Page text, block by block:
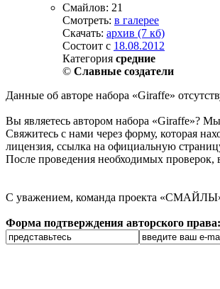
Смайлов: 21
Смотреть: в галерее
Скачать: архив (7 кб)
Состоит с 18.08.2012
Категория средние
© Славные создатели
Данные об авторе набора «Giraffe»
Вы являетесь автором набора «Giraffe»?
Свяжитесь с нами через форму, которая
лицензия, ссылка на официальную
После проведения необходимых
С уважением, команда проекта
Форма подтверждения авторского права: